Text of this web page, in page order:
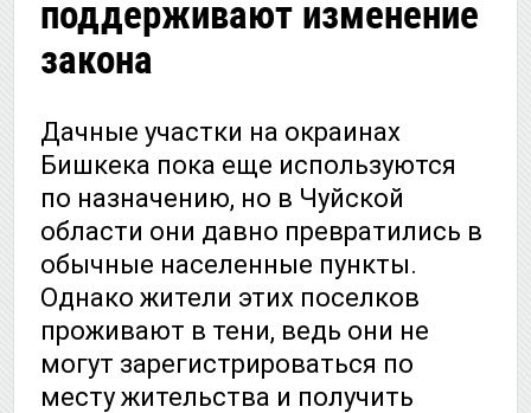
поддерживают изменение
закона
Дачные участки на окраинах
Бишкека пока еще используются
по назначению, но в Чуйской
области они давно превратились в
обычные населенные пункты.
Однако жители этих поселков
проживают в тени, ведь они не
могут зарегистрироваться по
месту жительства и получить